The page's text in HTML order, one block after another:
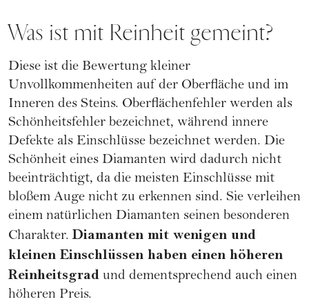
Was ist mit Reinheit gemeint?
Diese ist die Bewertung kleiner
Unvollkommenheiten auf der Oberfläche und im
Inneren des Steins. Oberflächenfehler werden als
Schönheitsfehler bezeichnet, während innere
Defekte als Einschlüsse bezeichnet werden. Die
Schönheit eines Diamanten wird dadurch nicht
beeinträchtigt, da die meisten Einschlüsse mit
bloßem Auge nicht zu erkennen sind. Sie verleihen
einem natürlichen Diamanten seinen besonderen
Charakter.Diamanten mit wenigen und
kleinen Einschlüssen haben einen höheren
Reinheitsgrad und dementsprechend auch einen
höheren Preis.